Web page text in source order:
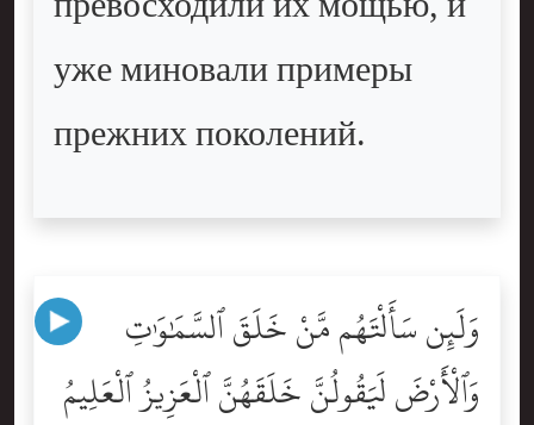
уже миновали примеры
прежних поколений.
وَلَئِن سَأَلْتَهُم مَّنْ خَلَقَ ٱلسَّمَٰوَٰتِ
وَٱلْأَرْضَ لَيَقُولُنَّ خَلَقَهُنَّ ٱلْعَزِيزُ ٱلْعَلِيمُ